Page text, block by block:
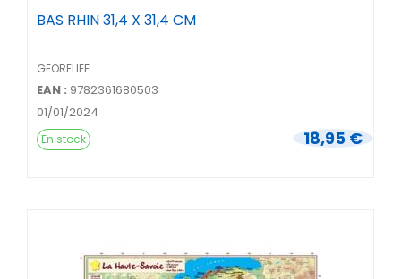
BAS RHIN 31,4 X 31,4 CM
GEORELIEF
EAN : 9782361680503
01/01/2024
18,95 €
En stock